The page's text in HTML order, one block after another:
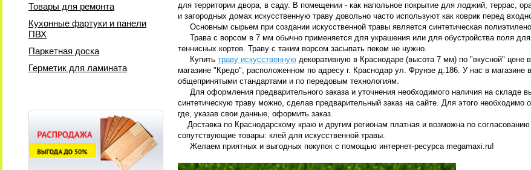
Товары для ремонта
Кухонные фартуки и панели
ПВХ
Паркетная доска
Герметик для ламината
для территории двора, в саду. В помещении - как напольное покрытие для лоджий, террас,
и загородных домах искусственную траву довольно часто используют как коврик перед
Основным сырьем при создании искусственной травы является синтетическая
Трава с ворсом в 7 мм обычно применяется для украшения или для обустройства поля
теннисных кортов. Траву с таким ворсом засыпать пеком не нужно.
Купитьтраву искусственную декоративную в Краснодаре (высота 7 мм) по "вкусной"
магазине "Кредо", расположенном по адресу г. Краснодар ул. Фрунзе д.186.У нас в магазине
общепринятыми стандартами и по передовым технологиям.
Для оформления предварительного заказа и уточнения необходимого наличия на
синтетическую траву можно, сделав предварительный заказ на сайте. Для этого
где, указав свои данные, оформить заказ.
Доставка по Краснодарскому краю и другим регионам платная и возможна по
сопутствующие товары: клей для искусственной травы.
Желаем приятных и выгодных покупок с помощью интернет-ресурса megamaxi.ru!